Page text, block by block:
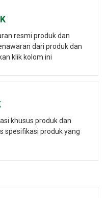
resmi produk dan
dari produk dan
klik kolom ini
khusus produk dan
spesifikasi produk yang